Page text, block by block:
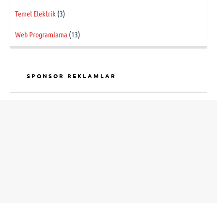
Temel Elektrik (3)
Web Programlama (13)
SPONSOR REKLAMLAR